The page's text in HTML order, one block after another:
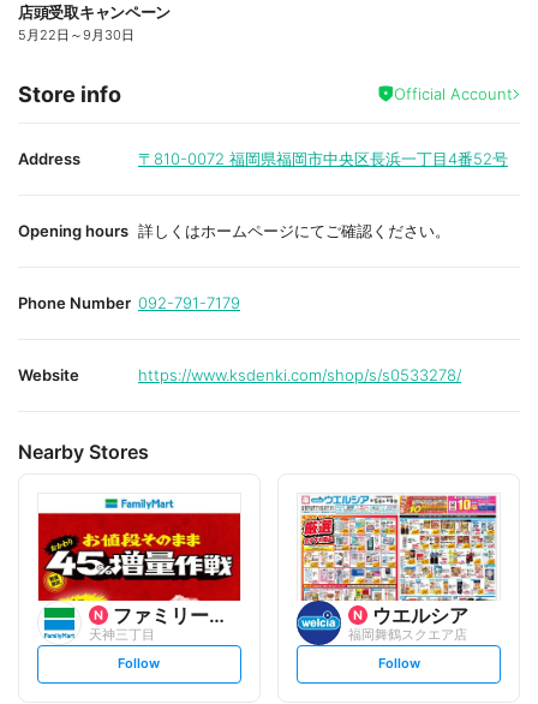
店頭受取キャンペーン
5月22日 ～9月30日
Store info Official Account
Address 〒810-0072 福岡県福岡市中央区長浜一丁目4番52号
Opening hours 詳しくはホームページにてご確認ください。
Phone Number 092-791-7179
Website https://www.ksdenki.com/shop/s/s0533278/
Nearby Stores
ファミリーマート
天神三丁目
s
t
Follow
ウエルシア
福岡舞鶴スクエア店
s
t
Follow